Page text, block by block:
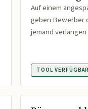
Auf einem
geben Bewerber
jemand verlangen
TOOL VERFÜGBAR